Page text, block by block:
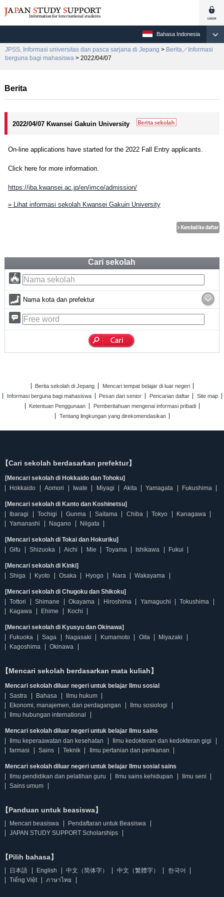
Bahasa Indonesia
JPSS, Informasi universitas dan pasca sarjana di Jepang > Berita／Informasi
berguna bagi mahasiswa > 2022/04/07
Berita
2022/04/07 Kwansei Gakuin University
On-line applications have started for the 2022 Fall Entry applicants.
Click here for more information.
https://iba.kwansei.ac.jp/en/imce/admission/
» Lihat informasi sekolah Kwansei Gakuin University
Cari sekolah
Nama kota dan prefektur
Berita sekolah di Jepang
Mencari tempat belajar di luar negeri
Informasi berguna bagi mahasiswa
Pesan dari senior Pencarian daftar
Site map
Ketentuan Penggunaan
Pemberitahuan mengenai informasi pribadi
Tentang lingkungan yang direkomendasikan
【Cari sekolah berdasarkan prefektur】
[Mencari sekolah di Hokkaido dan Tohoku]
Hokkaido
Aomori Iwate Miyagi Akita Yamagata Fukushima
[Mencari sekolah di Kanto dan Koshinetsu]
Ibaragi
Tochigi Gunma Saitama Chiba Tokyo
Kanagawa
Yamanashi
Nagano Niigata
[Mencari sekolah di Tokai dan Hokuriku]
Gifu
Shizuoka Aichi Mie Toyama Ishikawa Fukui
[Mencari sekolah di Kinki]
Shiga
Kyoto Osaka Hyogo Nara Wakayama
[Mencari sekolah di Chugoku dan Shikoku]
Tottori
Shimane Okayama Hiroshima Yamaguchi
Tokushima
Kagawa
Ehime Kochi
[Mencari sekolah di Kyusyu dan Okinawa]
Fukuoka
Saga Nagasaki Kumamoto Oita
Miyazaki
Kagoshima
Okinawa
【Mencari sekolah berdasarkan mata kuliah】
Mencari sekolah diluar negeri untuk belajar Ilmu sosial
Sastra
Bahasa
Ilmu hukum
Ekonomi, manajemen, dan perdagangan
Ilmu sosiologi
Ilmu hubungan international
Mencari sekolah diluar negeri untuk belajar Ilmu sains
Ilmu keperaawatan dan kesehatan
Ilmu kedokteran dan kedokteran gigi
farmasi
Sains Teknik Ilmu pertanian dan perikanan
Mencari sekolah diluar negeri untuk belajar Ilmu sosial sains
Ilmu pendidikan dan pelatihan guru
Ilmu sains kehidupan
Ilmu seni
Sains umum
【Panduan untuk beasiswa】
Mencari beasiswa
Pendaftaran untuk Beasiswa
JAPAN STUDY SUPPORT Scholarships
【Pilih bahasa】
日本語 English 中文（简体字） 中文（繁體字）
한국어
Tiếng Việt
ภาษาไทย